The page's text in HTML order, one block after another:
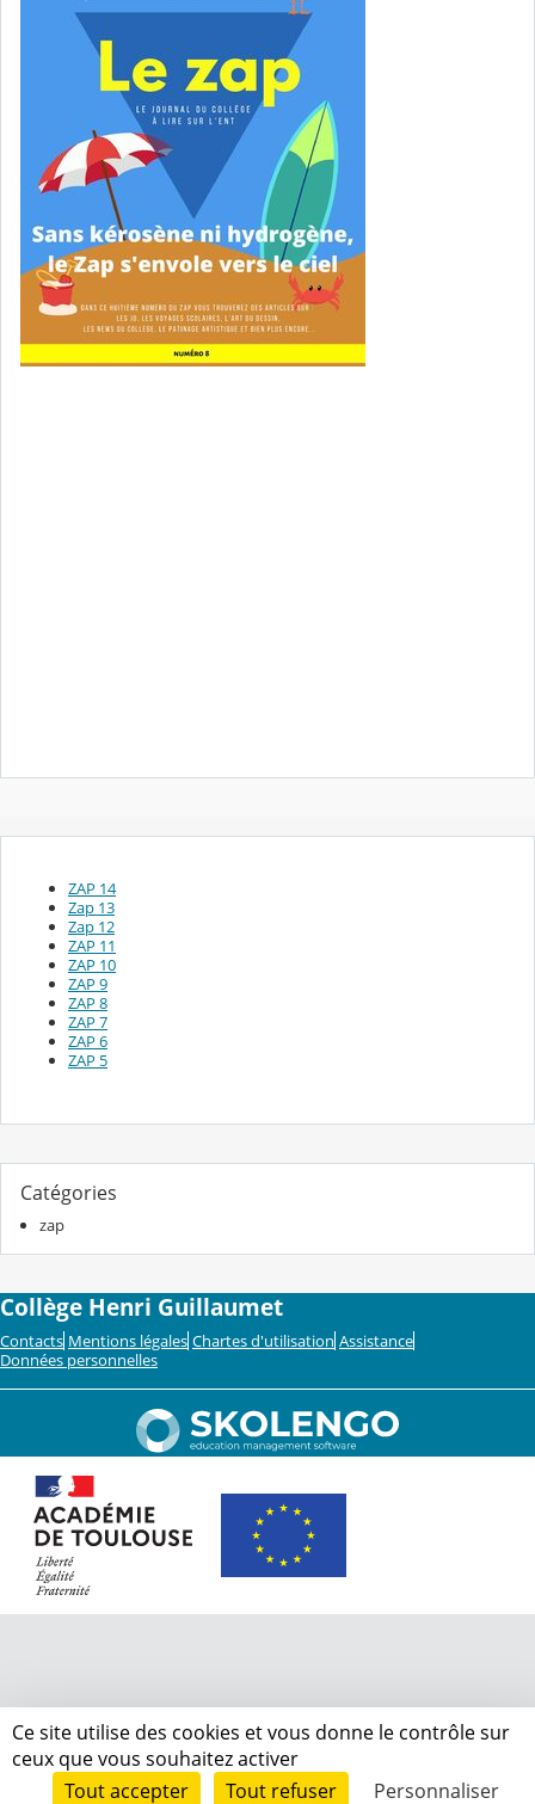
ZAP 14
Zap 13
Zap 12
ZAP 11
ZAP 10
ZAP 9
ZAP 8
ZAP 7
ZAP 6
ZAP 5
Catégories
zap
Collège Henri Guillaumet
Contacts Mentions légales Chartes d'utilisation Assistance
Données personnelles
Ce site utilise des cookies et vous donne le contrôle sur
ceux que vous souhaitez activer
Tout accepter
Tout refuser Personnaliser